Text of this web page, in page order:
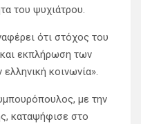
του ψυχιάτρου.
ότι στόχος του
και εκπλήρωση των
κοινωνία».
με την
καταψήφισε στο